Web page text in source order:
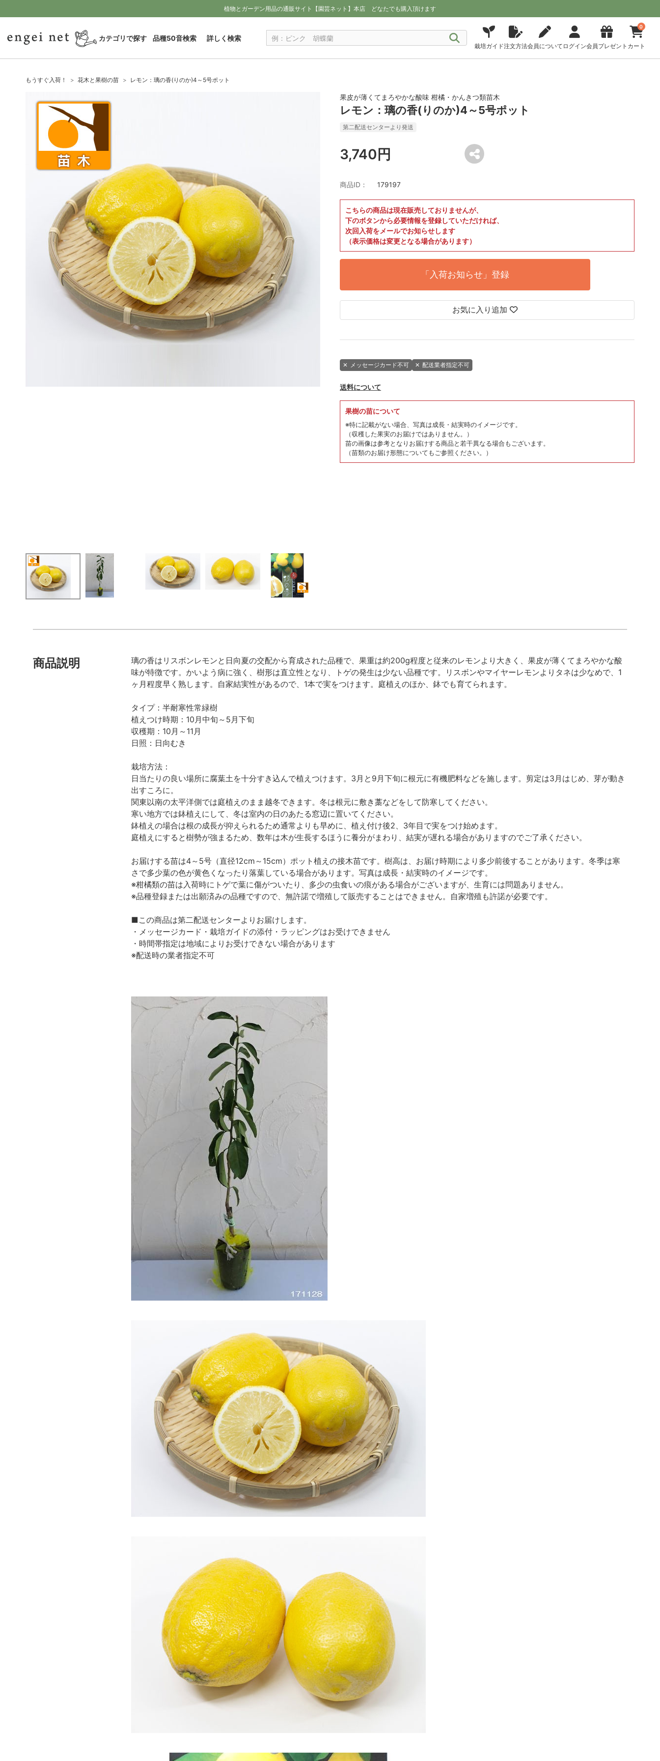
植物とガーデン用品の通販サイト【園芸ネット】本店 どなたでも購入頂けます
カテゴリで探す 品種50音検索 詳しく検索
栽培ガイド注文方法会員について ログイン会員プレゼント
0
カート
もうすぐ入荷！ 花木と果樹の苗 レモン：璃の香(りのか)4～5号ポット
果皮が薄くてまろやかな酸味 柑橘・かんきつ類苗木
レモン：璃の香(りのか)4～5号ポット
第二配送センターより発送
3,740円
商品ID： 179197
こちらの商品は現在販売しておりませんが、
下のボタンから必要情報を登録していただければ、
次回入荷をメールでお知らせします
（表示価格は変更となる場合があります）
「入荷お知らせ」登録
お気に入り追加
✕ メッセージカード不可 ✕ 配送業者指定不可
送料について
果樹の苗について
※特に記載がない場合、写真は成長・結実時のイメージです。
（収穫した果実のお届けではありません。）
苗の画像は参考となりお届けする商品と若干異なる場合もございます。
（苗類のお届け形態についてもご参照ください。）
商品説明
璃の香はリスボンレモンと日向夏の交配から育成された品種で、果重は約200g程度と従来のレモンより大きく、果皮が薄くてまろやかな酸
味が特徴です。かいよう病に強く、樹形は直立性となり、トゲの発生は少ない品種です。リスボンやマイヤーレモンよりタネは少なめで、1
ヶ月程度早く熟します。自家結実性があるので、1本で実をつけます。庭植えのほか、鉢でも育てられます。
タイプ：半耐寒性常緑樹
植えつけ時期：10月中旬～5月下旬
収穫期：10月～11月
日照：日向むき
栽培方法：
日当たりの良い場所に腐葉土を十分すき込んで植えつけます。3月と9月下旬に根元に有機肥料などを施します。剪定は3月はじめ、芽が動き
出すころに。
関東以南の太平洋側では庭植えのまま越冬できます。冬は根元に敷き藁などをして防寒してください。
寒い地方では鉢植えにして、冬は室内の日のあたる窓辺に置いてください。
鉢植えの場合は根の成長が抑えられるため通常よりも早めに、植え付け後2、3年目で実をつけ始めます。
庭植えにすると樹勢が強まるため、数年は木が生長するほうに養分がまわり、結実が遅れる場合がありますのでご了承ください。
お届けする苗は4～5号（直径12cm～15cm）ポット植えの接木苗です。樹高は、お届け時期により多少前後することがあります。冬季は寒
さで多少葉の色が黄色くなったり落葉している場合があります。写真は成長・結実時のイメージです。
※柑橘類の苗は入荷時にトゲで葉に傷がついたり、多少の虫食いの痕がある場合がございますが、生育には問題ありません。
※品種登録または出願済みの品種ですので、無許諾で増殖して販売することはできません。自家増殖も許諾が必要です。
■この商品は第二配送センターよりお届けします。
・メッセージカード・栽培ガイドの添付・ラッピングはお受けできません
・時間帯指定は地域によりお受けできない場合があります
※配送時の業者指定不可